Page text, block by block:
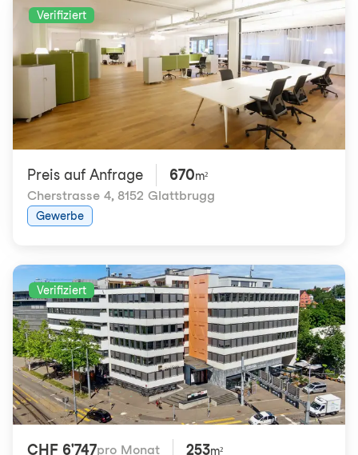
Verifiziert
Preis auf Anfrage 670m²
Cherstrasse 4, 8152 Glattbrugg
Gewerbe
Verifiziert
CHF 6'747pro Monat 253m²